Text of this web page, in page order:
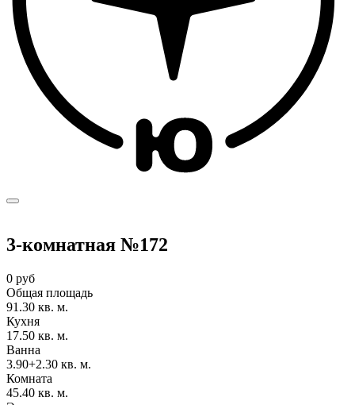
3-комнатная №172
0 руб
Общая площадь
91.30 кв. м.
Кухня
17.50 кв. м.
Ванна
3.90+2.30 кв. м.
Комната
45.40 кв. м.